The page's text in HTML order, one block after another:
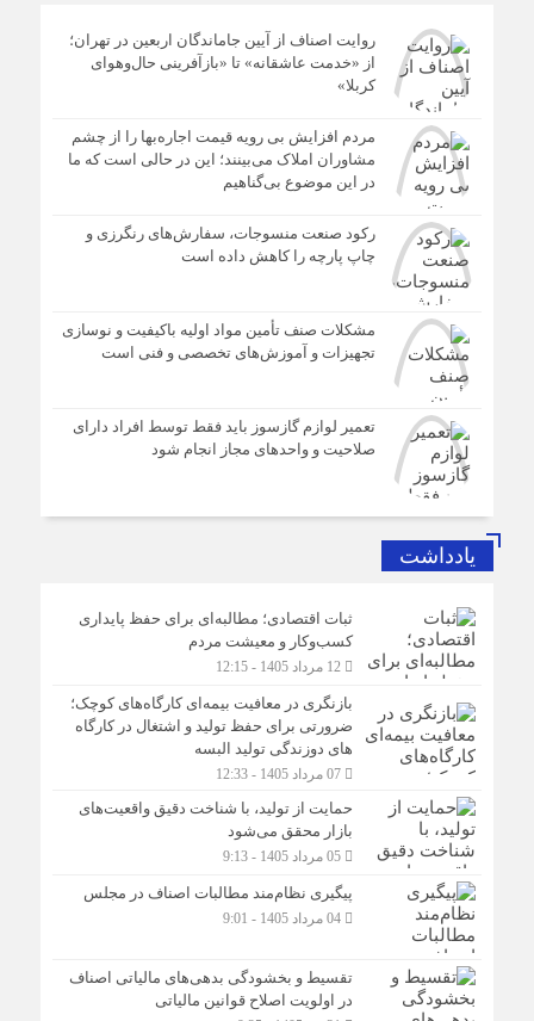
روایت اصناف از آیین جاماندگان اربعین در تهران؛
از «خدمت عاشقانه» تا «بازآفرینی حال‌وهوای
کربلا»
مردم افزایش بی رویه قیمت اجاره‌بها را از چشم
مشاوران املاک می‌بینند؛ این در حالی است که ما
در این موضوع بی‌گناهیم
رکود صنعت منسوجات، سفارش‌های رنگرزی و
چاپ پارچه را کاهش داده است
مشکلات صنف تأمین مواد اولیه باکیفیت و نوسازی
تجهیزات و آموزش‌های تخصصی و فنی است
تعمیر لوازم گازسوز باید فقط توسط افراد دارای
صلاحیت و واحدهای مجاز انجام شود
یادداشت
ثبات اقتصادی؛ مطالبه‌ای برای حفظ پایداری
کسب‌وکار و معیشت مردم
12 مرداد 1405 - 12:15
بازنگری در معافیت بیمه‌ای کارگاه‌های کوچک؛
ضرورتی برای حفظ تولید و اشتغال در کارگاه
های دوزندگی تولید البسه
07 مرداد 1405 - 12:33
حمایت از تولید، با شناخت دقیق واقعیت‌های
بازار محقق می‌شود
05 مرداد 1405 - 9:13
پیگیری نظام‌مند مطالبات اصناف در مجلس
04 مرداد 1405 - 9:01
تقسیط و بخشودگی بدهی‌های مالیاتی اصناف
در اولویت اصلاح قوانین مالیاتی